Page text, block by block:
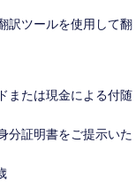
訳ツールを使用して翻
または現金による付随
分証明書をご提示いた